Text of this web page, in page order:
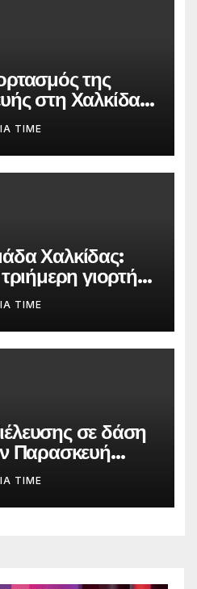
της
στη Χαλκίδα
TIME
Χαλκίδας:
γιορτή
Παρασκευής
TIME
σε δάση
Παρασκευή
κινδύνου
TIME